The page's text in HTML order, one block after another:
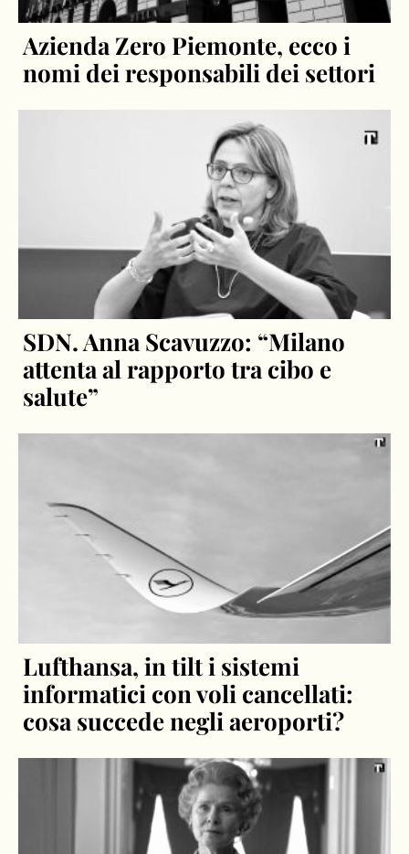
Azienda Zero Piemonte, ecco i
nomi dei responsabili dei settori
SDN. Anna Scavuzzo: “Milano
attenta al rapporto tra cibo e
salute”
Lufthansa, in tilt i sistemi
informatici con voli cancellati:
cosa succede negli aeroporti?